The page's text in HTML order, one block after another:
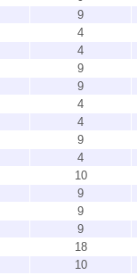
9
4
4
9
9
4
4
9
4
10
9
9
9
18
10